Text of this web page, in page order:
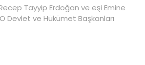
Tayyip Erdoğan ve eşi Emine
Devlet ve Hükümet Başkanları